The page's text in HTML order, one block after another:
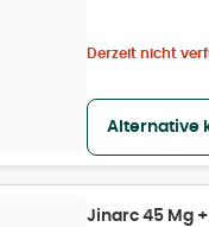
Derzeit nicht
Alternative
Jinarc 45 Mg +